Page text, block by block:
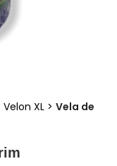
Velon XL > Vela de